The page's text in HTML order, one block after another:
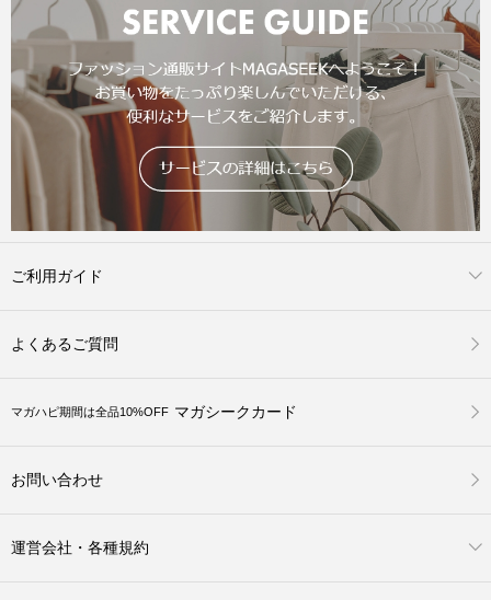
ご利用ガイド
よくあるご質問
マガハピ期間は全品10%OFF マガシークカード
お問い合わせ
運営会社・各種規約